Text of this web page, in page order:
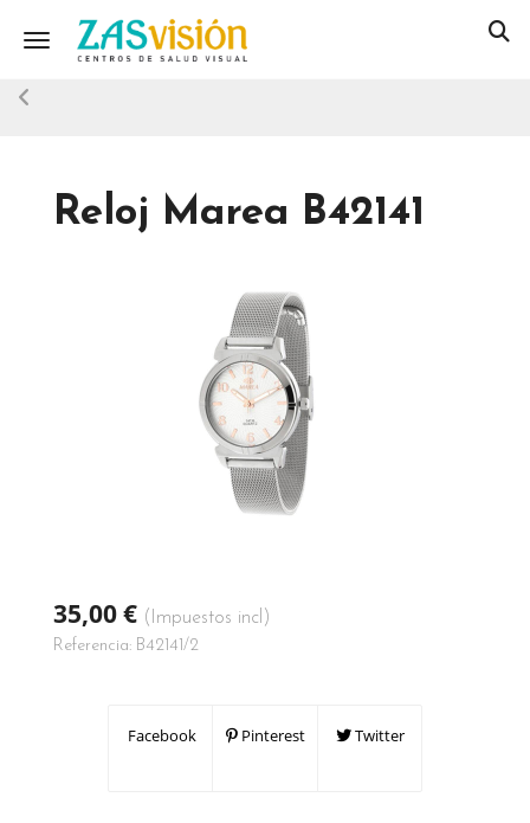
Toggle navigation
Reloj Marea B42141
35,00 € (Impuestos incl)
Referencia: B42141/2
Facebook Pinterest Twitter